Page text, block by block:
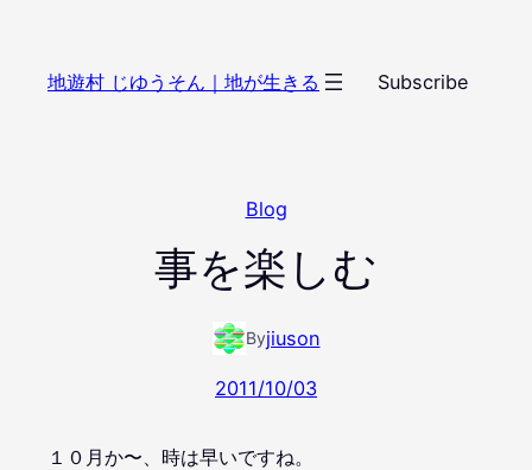
地遊村 じゆうそん｜地が生きる Subscribe
Blog
事を楽しむ
Byjiuson
2011/10/03
１０月か〜、時は早いですね。